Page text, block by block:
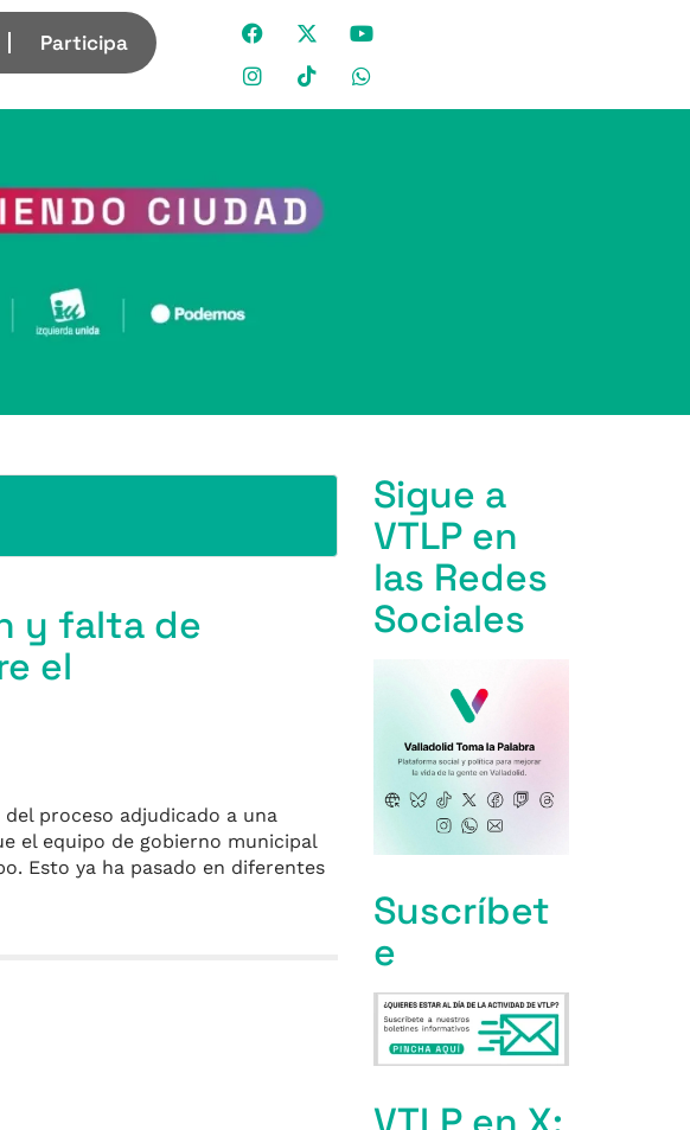
Participa
y falta de
el
proceso adjudicado a una
el equipo de gobierno municipal
Esto ya ha pasado en diferentes
Sigue a
VTLP en
las Redes
Sociales
Suscríbet
e